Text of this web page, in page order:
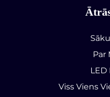
Par
LED
Viss Viens